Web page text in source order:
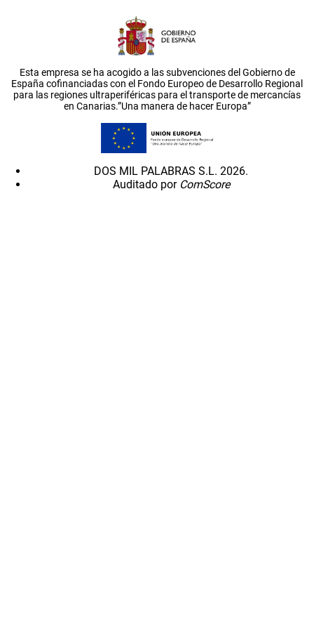
Esta empresa se ha acogido a las subvenciones del Gobierno de
España cofinanciadas con el Fondo Europeo de Desarrollo Regional
para las regiones ultraperiféricas para el transporte de mercancías
en Canarias.”Una manera de hacer Europa”
DOS MIL PALABRAS S.L. 2026.
Auditado por ComScore